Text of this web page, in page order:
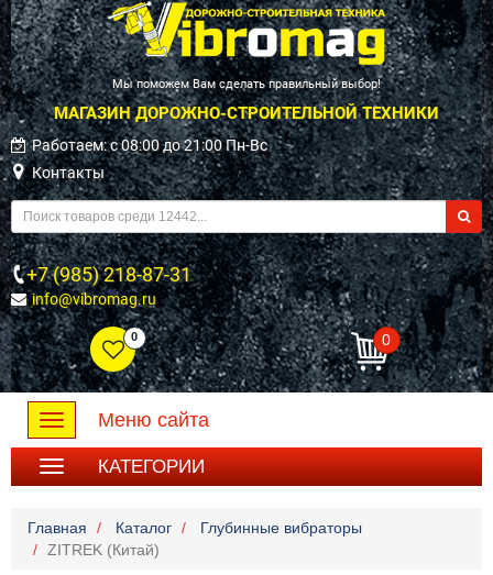
Мы поможем Вам сделать правильный выбор!
МАГАЗИН ДОРОЖНО-СТРОИТЕЛЬНОЙ ТЕХНИКИ
Работаем: c 08:00 до 21:00 Пн-Вс
Контакты
+7 (985) 218-87-31
info@vibromag.ru
0 0
Toggle
navigation
Меню сайта
КАТЕГОРИИ
Главная Каталог
Глубинные вибраторы
ZITREK (Китай)